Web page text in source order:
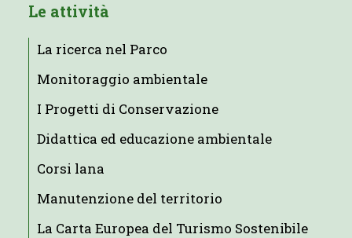
Le attività
La ricerca nel Parco
Monitoraggio ambientale
I Progetti di Conservazione
Didattica ed educazione ambientale
Corsi lana
Manutenzione del territorio
La Carta Europea del Turismo Sostenibile